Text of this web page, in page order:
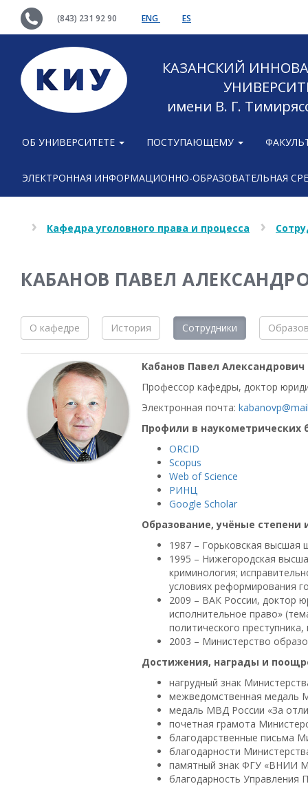
(843) 231 92 90 ENG ES
КАЗАНСКИЙ
имени В. Г.
ОБ УНИВЕРСИТЕТЕ ПОСТУПАЮЩЕМУ
ЭЛЕКТРОННАЯ ИНФОРМАЦИОННО-ОБРАЗОВАТЕЛЬНАЯ
Кафедра уголовного права и процесса
КАБАНОВ ПАВЕЛ
О кафедре История Сотрудники
Кабанов Павел Александрович
Профессор кафедры, доктор
Электронная почта:
Профили в наукометрических
ORCID
Scopus
Web of Science
РИНЦ
Google Scholar
Образование, учёные степени
1987 – Горьковская
1995 – Нижегородская
криминология;
условиях реформирования
2009 – ВАК России, доктор
исполнительное право»
политического
2003 – Министерство
Достижения, награды и
нагрудный знак
межведомственная медаль
медаль МВД России «За
почетная грамота
благодарственные письма
благодарности
памятный знак ФГУ «ВНИИ
благодарность Управления